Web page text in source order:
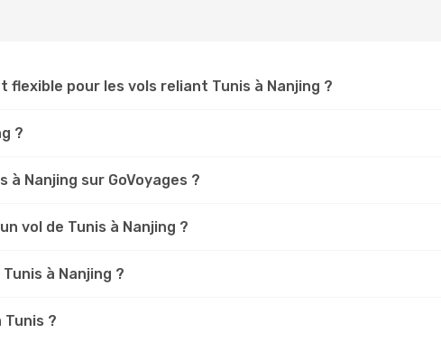
pour les vols reliant Tunis à Nanjing ?
?
Nanjing sur GoVoyages ?
vol de Tunis à Nanjing ?
à Nanjing ?
Tunis ?